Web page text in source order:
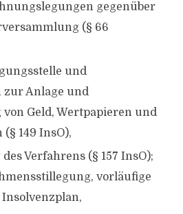
gegenüber
(§ 66
und
zur Anlage und
Geld, Wertpapieren und
149 InsO),
Verfahrens (§ 157 InsO);
vorläufige